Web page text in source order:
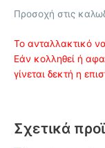
Προσοχή στις
Το ανταλλακτικό
Εάν κολληθεί ή
γίνεται δεκτή η
Σχετικά